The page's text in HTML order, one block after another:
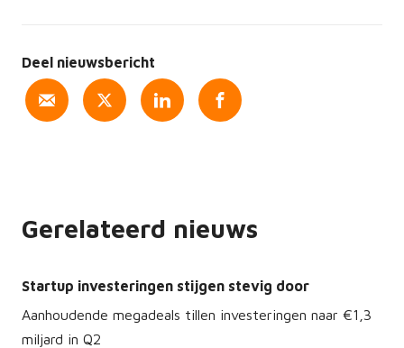
Deel nieuwsbericht
Gerelateerd nieuws
Startup investeringen stijgen stevig door
Aanhoudende megadeals tillen investeringen naar €1,3
miljard in Q2